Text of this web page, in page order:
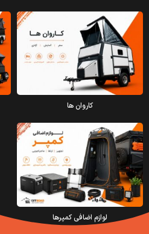
کاروان ها
لوازم اضافی کمپرها